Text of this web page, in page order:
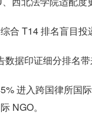
合 T14 排名盲目投
数据印证细分排名
进入跨国律所国
NGO。